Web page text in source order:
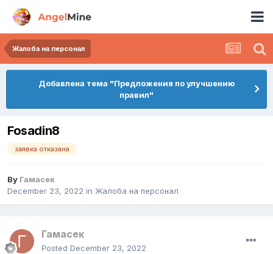
Жалоба на персонал
Добавлена тема "Предложения по улучшению
правил"
Fosadin8
заявка отказана
By Гамасек
December 23, 2022 in Жалоба на персонал
Гамасек
Posted December 23, 2022